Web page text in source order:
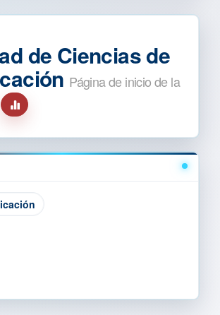
de Ciencias de
Página de inicio de la